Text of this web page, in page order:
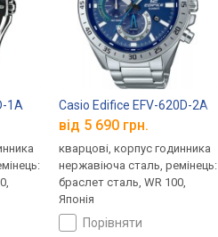
1A Casio Edifice EFV-620D-2A
від 5 690 грн.
кварцові, корпус годинника
нержавіюча сталь, ремінець:
браслет сталь, WR 100,
Японія
порівняти